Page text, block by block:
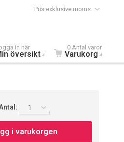
Pris exklusive moms
in här
översikt
0 Antal varor
Varukorg
1
i varukorgen